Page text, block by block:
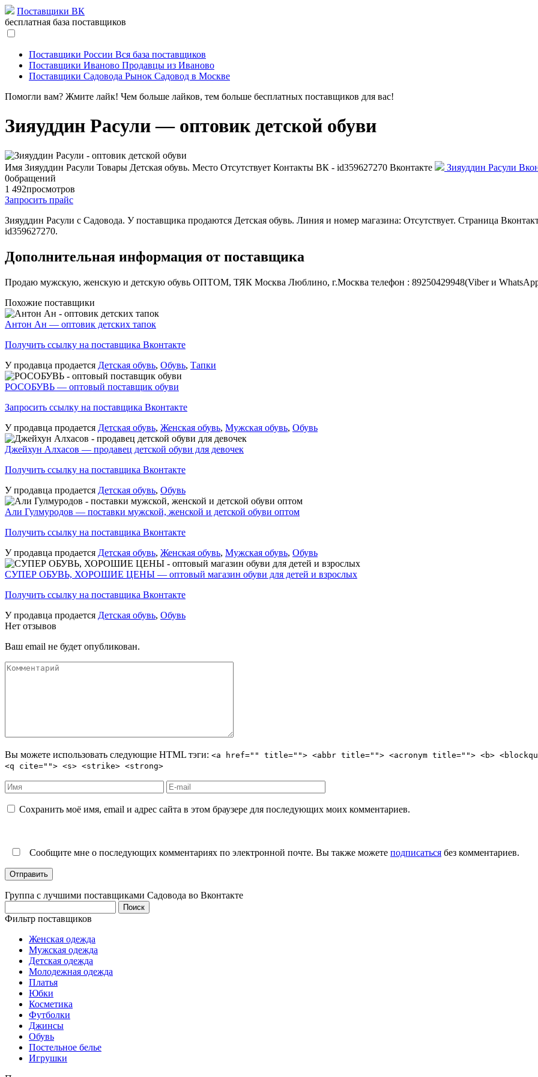
Поставщики ВК
бесплатная база поставщиков
Поставщики России Вся база поставщиков
Поставщики Иваново Продавцы из Иваново
Поставщики Садовода Рынок Садовод в Москве
Помогли вам? Жмите лайк! Чем больше лайков, тем больше бесплатных поставщиков для вас!
Зияуддин Расули — оптовик детской обуви
Имя Зияуддин Расули Товары Детская обувь. Место Отсутствует Контакты ВК - id359627270 Вконтакте
Зияуддин Расули
0обращений
1 492просмотров
Запросить прайс
Зияуддин Расули c Садовода. У поставщика продаются Детская обувь. Линия и номер магазина: Отсутствует. Страница
id359627270.
Дополнительная информация от поставщика
Продаю мужскую, женскую и детскую обувь ОПТОМ, ТЯК Москва Люблино, г.Москва телефон : 89250429948(Viber и
Похожие поставщики
Антон Ан — оптовик детских тапок
Получить ссылку на поставщика Вконтакте
У продавца продается Детская обувь, Обувь, Тапки
РОСОБУВЬ — оптовый поставщик обуви
Запросить ссылку на поставщика Вконтакте
У продавца продается Детская обувь, Женская обувь, Мужская обувь, Обувь
Джейхун Алхасов — продавец детской обуви для девочек
Получить ссылку на поставщика Вконтакте
У продавца продается Детская обувь, Обувь
Али Гулмуродов — поставки мужской, женской и детской обуви оптом
Получить ссылку на поставщика Вконтакте
У продавца продается Детская обувь, Женская обувь, Мужская обувь, Обувь
СУПЕР ОБУВЬ, ХОРОШИЕ ЦЕНЫ — оптовый магазин обуви для детей и взрослых
Получить ссылку на поставщика Вконтакте
У продавца продается Детская обувь, Обувь
Нет отзывов
Ваш email не будет опубликован.
Вы можете использовать следующие HTML тэги: <a href="" title=""> <abbr title=""> <acronym title=""> <b>
<q cite=""> <s> <strike> <strong>
Сохранить моё имя, email и адрес сайта в этом браузере для последующих моих комментариев.
Сообщите мне о последующих комментариях по электронной почте. Вы также можете подписаться без комментариев.
Группа с лучшими поставщиками Садовода во Вконтакте
Фильтр поставщиков
Женская одежда
Мужская одежда
Детская одежда
Молодежная одежда
Платья
Юбки
Косметика
Футболки
Джинсы
Обувь
Постельное белье
Игрушки